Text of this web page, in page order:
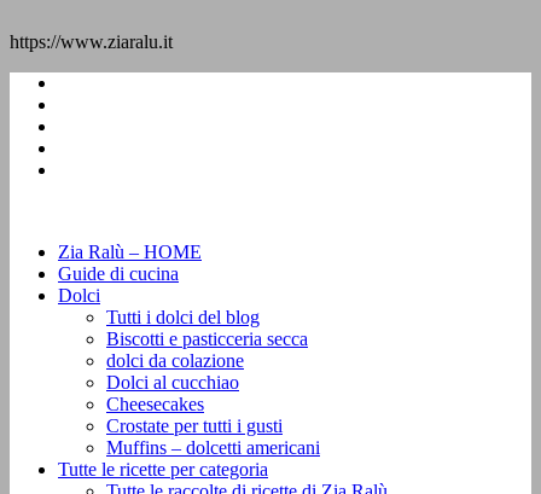
https://www.ziaralu.it
Zia Ralù – HOME
Guide di cucina
Dolci
Tutti i dolci del blog
Biscotti e pasticceria secca
dolci da colazione
Dolci al cucchiao
Cheesecakes
Crostate per tutti i gusti
Muffins – dolcetti americani
Tutte le ricette per categoria